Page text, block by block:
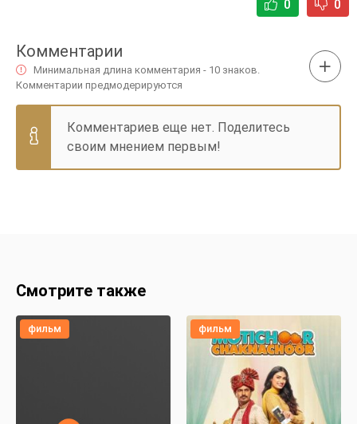
0 0
Комментарии
Минимальная длина комментария - 10 знаков.
Комментарии предмодерируются
Комментариев еще нет. Поделитесь
своим мнением первым!
Смотрите также
фильм фильм